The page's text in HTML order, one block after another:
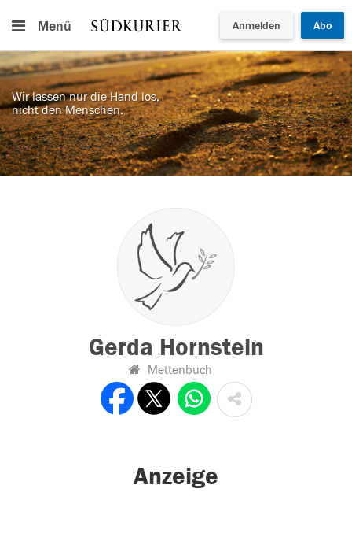
Menü Anmelden Abo
Wir lassen nur die Hand los,
nicht den Menschen.
Gerda Hornstein
Mettenbuch
Anzeige